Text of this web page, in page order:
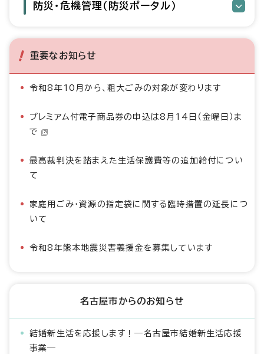
防災・危機管理（防災ポータル）
重要なお知らせ
令和8年10月から、粗大ごみの対象が変わります
プレミアム付電子商品券の申込は8月14日（金曜日）ま
で
最高裁判決を踏まえた生活保護費等の追加給付につい
て
家庭用ごみ・資源の指定袋に関する臨時措置の延長につ
いて
令和8年熊本地震災害義援金を募集しています
名古屋市からのお知らせ
結婚新生活を応援します！―名古屋市結婚新生活応援
事業―